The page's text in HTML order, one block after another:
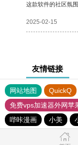
这款软件的社区氛
2025-02-15
友情链接
网站地图 QuickQ
免费vps加速器外网苹
哔咔漫画
小美